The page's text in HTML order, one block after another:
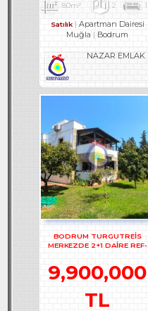
80m² 2 1
Satılık
Apartman Dairesi
Muğla
Bodrum
NAZAR EMLAK
BODRUM TURGUTREİS
MERKEZDE 2+1 DAİRE REF-
9,900,000
TL